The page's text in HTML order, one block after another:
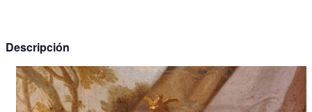
Descripción